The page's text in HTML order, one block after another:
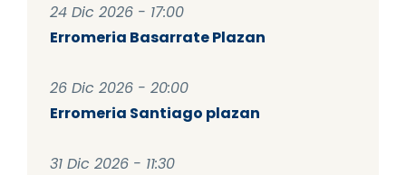
24 Dic 2026 - 17:00
Erromeria Basarrate Plazan
26 Dic 2026 - 20:00
Erromeria Santiago plazan
31 Dic 2026 - 11:30